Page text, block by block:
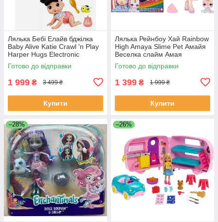
Лялька Бебі Елайв бджілка
Baby Alive Katie Crawl 'n Play
Harper Hugs Electronic
Crawling
Готово до відправки
1 999 ₴ 3 499 ₴
Купити
Лялька Рейнбоу Хай Rainbow
High Amaya Slime Pet Амайя
Веселка слайм Амая
Готово до відправки
1 399 ₴ 1 999 ₴
Купити
–28% –26%